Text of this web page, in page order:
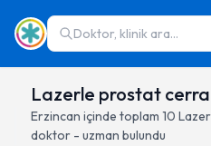
Doktor, klinik ara...
Lazerle prostat
Erzincan içinde toplam 10
doktor - uzman bulundu